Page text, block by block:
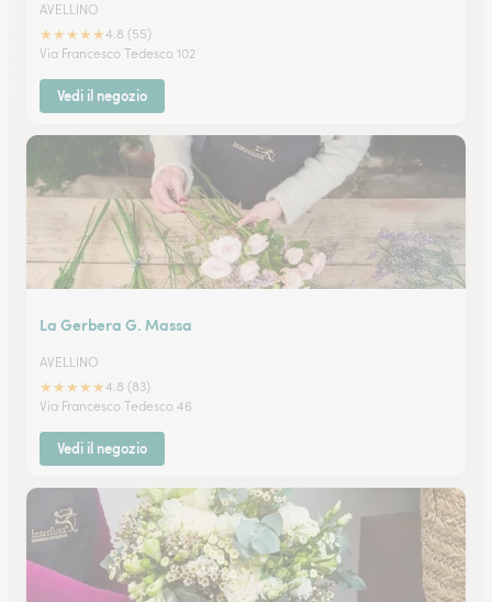
AVELLINO
★★★★★4.8 (55)
Via Francesco Tedesco 102
Vedi il negozio
La Gerbera G. Massa
AVELLINO
★★★★★4.8 (83)
Via Francesco Tedesco 46
Vedi il negozio